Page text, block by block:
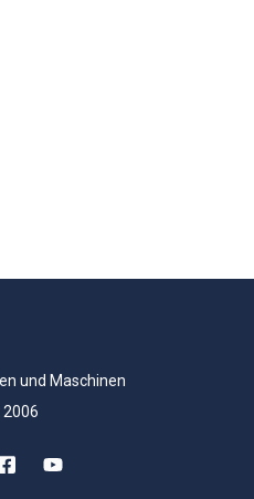
und Maschinen